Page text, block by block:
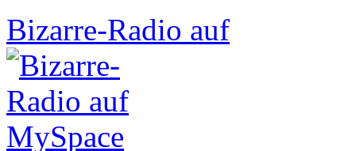
Bizarre-Radio auf